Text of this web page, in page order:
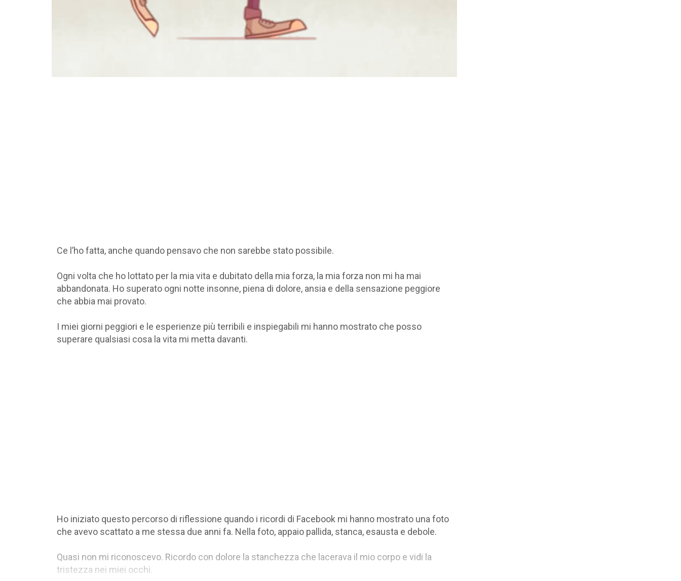
Ce l’ho fatta, anche quando pensavo che non sarebbe stato possibile.
Ogni volta che ho lottato per la mia vita e dubitato della mia forza, la mia forza non mi ha mai
abbandonata. Ho superato ogni notte insonne, piena di dolore, ansia e della sensazione peggiore
che abbia mai provato.
I miei giorni peggiori e le esperienze più terribili e inspiegabili mi hanno mostrato che posso
superare qualsiasi cosa la vita mi metta davanti.
Ho iniziato questo percorso di riflessione quando i ricordi di Facebook mi hanno mostrato una foto
che avevo scattato a me stessa due anni fa. Nella foto, appaio pallida, stanca, esausta e debole.
Quasi non mi riconoscevo. Ricordo con dolore la stanchezza che lacerava il mio corpo e vidi la
tristezza nei miei occhi.